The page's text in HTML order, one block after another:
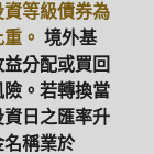
資等級債券為
。 境外基
分配或買回
。若轉換當
資日之匯率升
名稱業於